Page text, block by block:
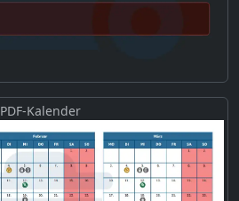
PDF-Kalender